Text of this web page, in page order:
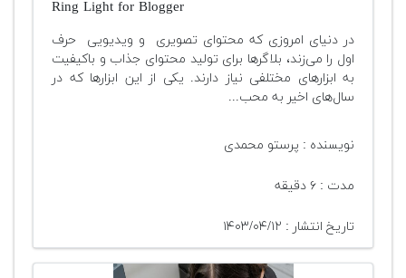
Ring Light for Blogger
در دنیای امروزی که محتوای تصویری و ویدیویی حرف
اول را می‌زند، بلاگرها برای تولید محتوای جذاب و باکیفیت
به ابزارهای مختلفی نیاز دارند. یکی از این ابزارها که در
سال‌های اخیر به محب...
نویسنده : پرستو محمدی
مدت : ۶ دقیقه
تاریخ انتشار : ۱۴۰۳/۰۴/۱۲